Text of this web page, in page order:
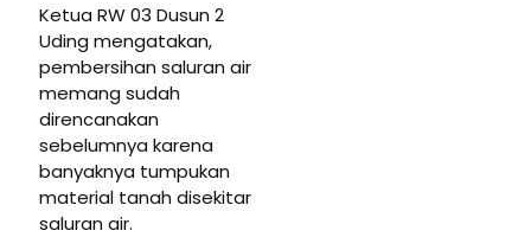
Ketua RW 03 Dusun 2
Uding mengatakan,
pembersihan saluran air
memang sudah
direncanakan
sebelumnya karena
banyaknya tumpukan
material tanah disekitar
saluran air.